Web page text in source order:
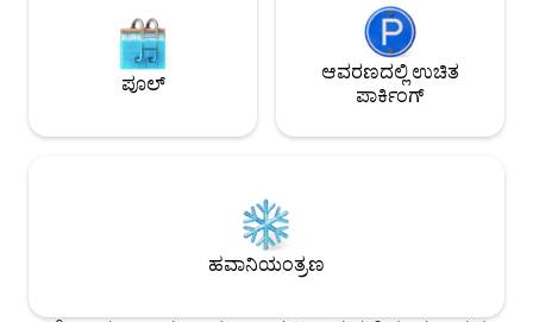
ಪೂಲ್
ಆವರಣದಲ್ಲಿ ಉಚಿತ
ಪಾರ್ಕಿಂಗ್
ಹವಾನಿಯಂತ್ರಣ